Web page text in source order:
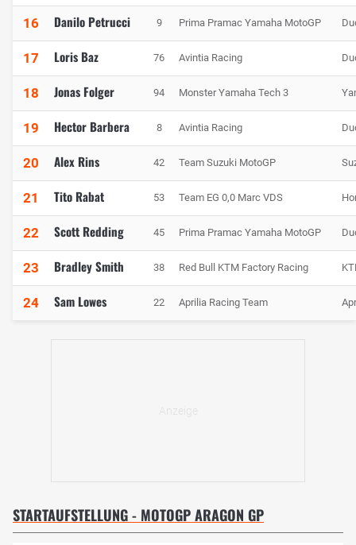
16 Danilo Petrucci 9 Prima Pramac Yamaha MotoGP
17 Loris Baz 76 Avintia Racing
18 Jonas Folger 94 Monster Yamaha Tech 3
19 Hector Barbera 8 Avintia Racing
20 Alex Rins 42 Team Suzuki MotoGP
21 Tito Rabat 53 Team EG 0,0 Marc VDS
22 Scott Redding 45 Prima Pramac Yamaha MotoGP
23 Bradley Smith 38 Red Bull KTM Factory Racing
24 Sam Lowes 22 Aprilia Racing Team
STARTAUFSTELLUNG - MOTOGP ARAGON GP